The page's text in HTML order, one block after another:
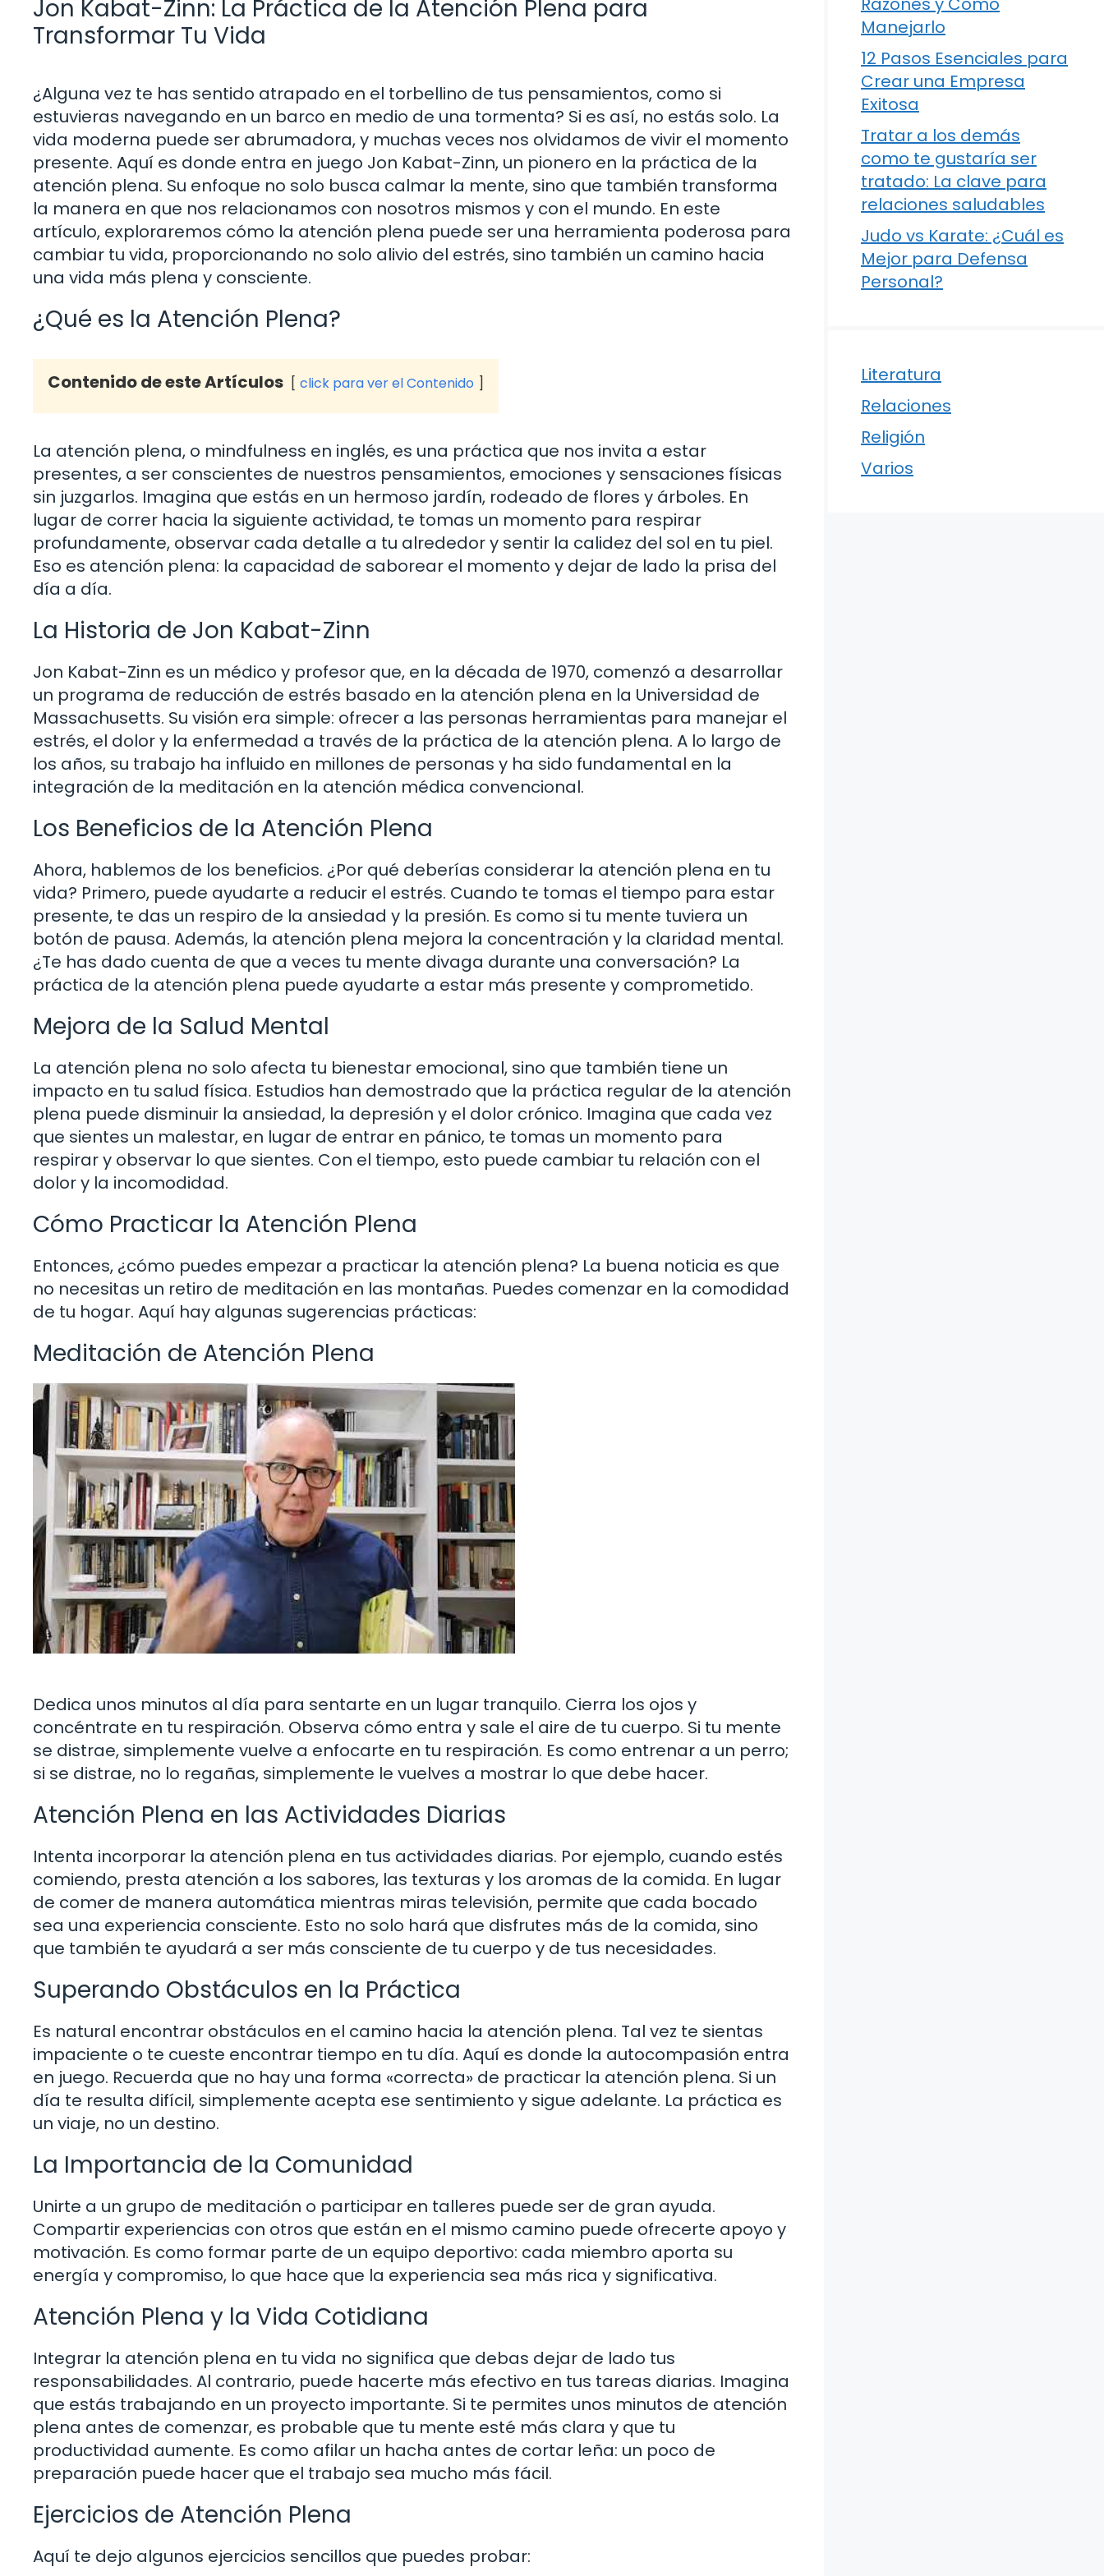
Jon Kabat-Zinn: La Práctica de la Atención Plena para
Transformar Tu Vida
¿Alguna vez te has sentido atrapado en el torbellino de tus pensamientos, como si
estuvieras navegando en un barco en medio de una tormenta? Si es así, no estás solo. La
vida moderna puede ser abrumadora, y muchas veces nos olvidamos de vivir el momento
presente. Aquí es donde entra en juego Jon Kabat-Zinn, un pionero en la práctica de la
atención plena. Su enfoque no solo busca calmar la mente, sino que también transforma
la manera en que nos relacionamos con nosotros mismos y con el mundo. En este
artículo, exploraremos cómo la atención plena puede ser una herramienta poderosa para
cambiar tu vida, proporcionando no solo alivio del estrés, sino también un camino hacia
una vida más plena y consciente.
¿Qué es la Atención Plena?
Contenido de este Artículos click para ver el Contenido
La atención plena, o mindfulness en inglés, es una práctica que nos invita a estar
presentes, a ser conscientes de nuestros pensamientos, emociones y sensaciones físicas
sin juzgarlos. Imagina que estás en un hermoso jardín, rodeado de flores y árboles. En
lugar de correr hacia la siguiente actividad, te tomas un momento para respirar
profundamente, observar cada detalle a tu alrededor y sentir la calidez del sol en tu piel.
Eso es atención plena: la capacidad de saborear el momento y dejar de lado la prisa del
día a día.
La Historia de Jon Kabat-Zinn
Jon Kabat-Zinn es un médico y profesor que, en la década de 1970, comenzó a desarrollar
un programa de reducción de estrés basado en la atención plena en la Universidad de
Massachusetts. Su visión era simple: ofrecer a las personas herramientas para manejar el
estrés, el dolor y la enfermedad a través de la práctica de la atención plena. A lo largo de
los años, su trabajo ha influido en millones de personas y ha sido fundamental en la
integración de la meditación en la atención médica convencional.
Los Beneficios de la Atención Plena
Ahora, hablemos de los beneficios. ¿Por qué deberías considerar la atención plena en tu
vida? Primero, puede ayudarte a reducir el estrés. Cuando te tomas el tiempo para estar
presente, te das un respiro de la ansiedad y la presión. Es como si tu mente tuviera un
botón de pausa. Además, la atención plena mejora la concentración y la claridad mental.
¿Te has dado cuenta de que a veces tu mente divaga durante una conversación? La
práctica de la atención plena puede ayudarte a estar más presente y comprometido.
Mejora de la Salud Mental
La atención plena no solo afecta tu bienestar emocional, sino que también tiene un
impacto en tu salud física. Estudios han demostrado que la práctica regular de la atención
plena puede disminuir la ansiedad, la depresión y el dolor crónico. Imagina que cada vez
que sientes un malestar, en lugar de entrar en pánico, te tomas un momento para
respirar y observar lo que sientes. Con el tiempo, esto puede cambiar tu relación con el
dolor y la incomodidad.
Cómo Practicar la Atención Plena
Entonces, ¿cómo puedes empezar a practicar la atención plena? La buena noticia es que
no necesitas un retiro de meditación en las montañas. Puedes comenzar en la comodidad
de tu hogar. Aquí hay algunas sugerencias prácticas:
Meditación de Atención Plena
Dedica unos minutos al día para sentarte en un lugar tranquilo. Cierra los ojos y
concéntrate en tu respiración. Observa cómo entra y sale el aire de tu cuerpo. Si tu mente
se distrae, simplemente vuelve a enfocarte en tu respiración. Es como entrenar a un perro;
si se distrae, no lo regañas, simplemente le vuelves a mostrar lo que debe hacer.
Atención Plena en las Actividades Diarias
Intenta incorporar la atención plena en tus actividades diarias. Por ejemplo, cuando estés
comiendo, presta atención a los sabores, las texturas y los aromas de la comida. En lugar
de comer de manera automática mientras miras televisión, permite que cada bocado
sea una experiencia consciente. Esto no solo hará que disfrutes más de la comida, sino
que también te ayudará a ser más consciente de tu cuerpo y de tus necesidades.
Superando Obstáculos en la Práctica
Es natural encontrar obstáculos en el camino hacia la atención plena. Tal vez te sientas
impaciente o te cueste encontrar tiempo en tu día. Aquí es donde la autocompasión entra
en juego. Recuerda que no hay una forma «correcta» de practicar la atención plena. Si un
día te resulta difícil, simplemente acepta ese sentimiento y sigue adelante. La práctica es
un viaje, no un destino.
La Importancia de la Comunidad
Unirte a un grupo de meditación o participar en talleres puede ser de gran ayuda.
Compartir experiencias con otros que están en el mismo camino puede ofrecerte apoyo y
motivación. Es como formar parte de un equipo deportivo: cada miembro aporta su
energía y compromiso, lo que hace que la experiencia sea más rica y significativa.
Atención Plena y la Vida Cotidiana
Integrar la atención plena en tu vida no significa que debas dejar de lado tus
responsabilidades. Al contrario, puede hacerte más efectivo en tus tareas diarias. Imagina
que estás trabajando en un proyecto importante. Si te permites unos minutos de atención
plena antes de comenzar, es probable que tu mente esté más clara y que tu
productividad aumente. Es como afilar un hacha antes de cortar leña: un poco de
preparación puede hacer que el trabajo sea mucho más fácil.
Ejercicios de Atención Plena
Aquí te dejo algunos ejercicios sencillos que puedes probar:
Manejarlo
12 Pasos Esenciales para
Crear una Empresa
Exitosa
Tratar a los demás
como te gustaría ser
tratado: La clave para
relaciones saludables
Judo vs Karate: ¿Cuál es
Mejor para Defensa
Personal?
Literatura
Relaciones
Religión
Varios